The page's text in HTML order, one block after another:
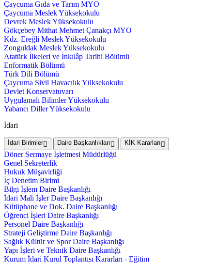
Çaycuma Gıda ve Tarım MYO
Çaycuma Meslek Yüksekokulu
Devrek Meslek Yüksekokulu
Gökçebey Mithat Mehmet Çanakçı MYO
Kdz. Ereğli Meslek Yüksekokulu
Zonguldak Meslek Yüksekokulu
Atatürk İlkeleri ve İnkılâp Tarihi Bölümü
Enformatik Bölümü
Türk Dili Bölümü
Çaycuma Sivil Havacılık Yüksekokulu
Devlet Konservatuvarı
Uygulamalı Bilimler Yüksekokulu
Yabancı Diller Yüksekokulu
İdari
İdari Birimler Daire Başkanlıkları KİK Kararları
Döner Sermaye İşletmesi Müdürlüğü
Genel Sekreterlik
Hukuk Müşavirliği
İç Denetim Birimi
Bilgi İşlem Daire Başkanlığı
İdari Mali İşler Daire Başkanlığı
Kütüphane ve Dok. Daire Başkanlığı
Öğrenci İşleri Daire Başkanlığı
Personel Daire Başkanlığı
Strateji Geliştirme Daire Başkanlığı
Sağlık Kültür ve Spor Daire Başkanlığı
Yapı İşleri ve Teknik Daire Başkanlığı
Kurum İdari Kurul Toplantısı Kararları - Eğitim